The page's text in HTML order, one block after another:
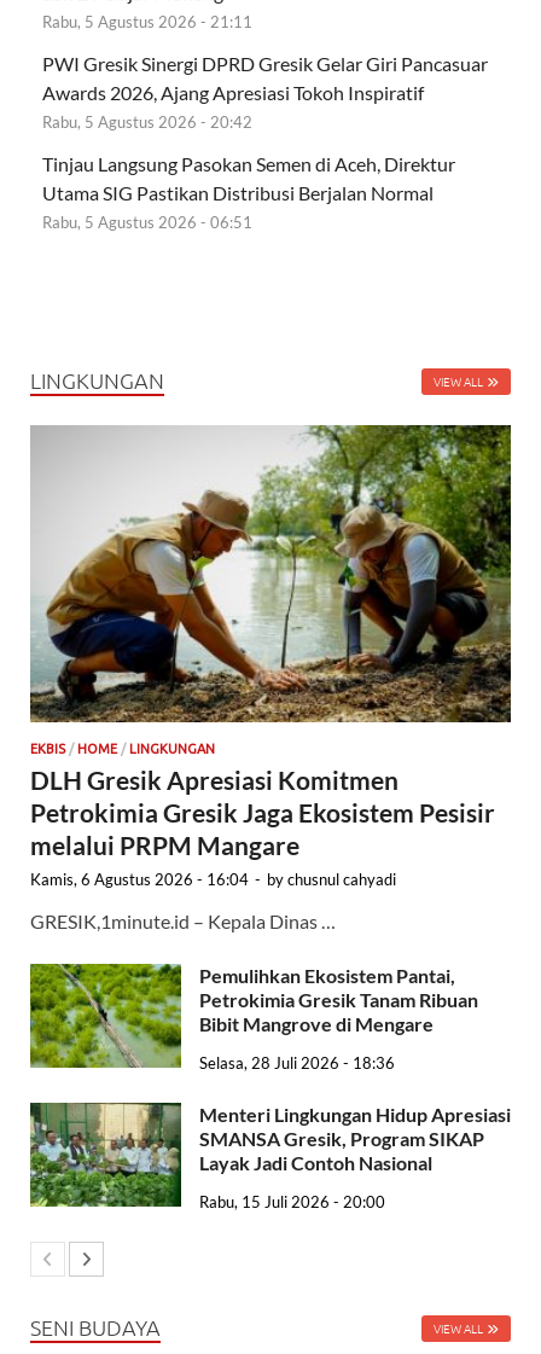
Rabu, 5 Agustus 2026 - 21:11
PWI Gresik Sinergi DPRD Gresik Gelar Giri Pancasuar
Awards 2026, Ajang Apresiasi Tokoh Inspiratif
Rabu, 5 Agustus 2026 - 20:42
Tinjau Langsung Pasokan Semen di Aceh, Direktur
Utama SIG Pastikan Distribusi Berjalan Normal
Rabu, 5 Agustus 2026 - 06:51
LINGKUNGAN VIEW ALL
EKBIS/ HOME / LINGKUNGAN
DLH Gresik Apresiasi Komitmen
Petrokimia Gresik Jaga Ekosistem Pesisir
melalui PRPM Mangare
Kamis, 6 Agustus 2026 - 16:04 - bychusnul cahyadi
GRESIK,1minute.id – Kepala Dinas …
Pemulihkan Ekosistem Pantai,
Petrokimia Gresik Tanam Ribuan
Bibit Mangrove di Mengare
Selasa, 28 Juli 2026 - 18:36
Menteri Lingkungan Hidup Apresiasi
SMANSA Gresik, Program SIKAP
Layak Jadi Contoh Nasional
Rabu, 15 Juli 2026 - 20:00
SENI BUDAYA VIEW ALL